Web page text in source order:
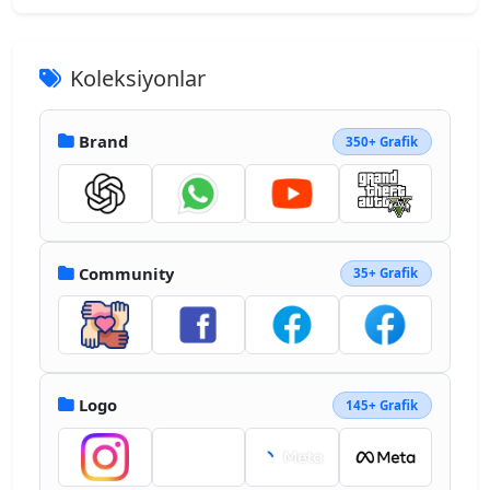
r="29.9" fill="url(#b)"></circle><ellipse
cx="128.1" cy="149.3" fill="url(#c)"
rx="85.3" ry="64"></ellipse><path
fill="#842123" fill-rule="nonzero"
d="M102.8 143.1c-.5 10.8-7.7 14.8-16.1
14.8s-14.8-5.6-14.3-16.4 7.7-18 16.1-18
14.8 8.8 14.3 19.6m80.8-1.6c.5 10.8-5.9
16.4-14.3 16.4s-15.6-3.9-16.1-14.8c-.5-10.8
5.9-19.6 14.3-19.6s15.6 7.1 16.1 18">
</path><path fill="url(#d)" fill-
rule="nonzero" d="M153.3 144.1c.5 10.1 7.2
13.8 15 13.8s13.8-5.5 13.4-15.7c-.5-10.1-
rule="nonzero" d="M102.8 144.1c-.5 10.1-7.2
13.8-15 13.8s-13.8-5.5-13.3-15.7c.5-10.1
7.2-16.8 15-16.8s13.8 8.5 13.3 18.7">
</path><path fill="#bbcfda" fill-
Koleksiyonlar
Brand 350+ Grafik
Community 35+ Grafik
Logo 145+ Grafik